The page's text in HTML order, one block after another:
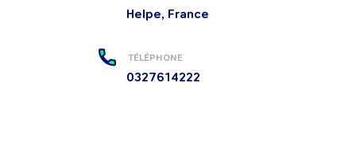
Helpe, France
TÉLÉPHONE
0327614222